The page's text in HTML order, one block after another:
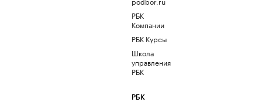
РБК
Компании
РБК Курсы
Школа
управления
РБК
РБК